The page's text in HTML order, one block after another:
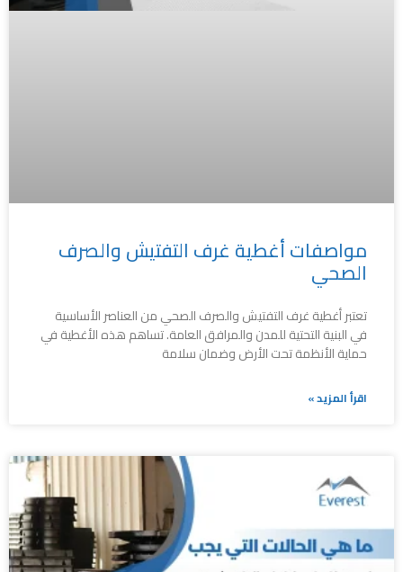
مواصفات أغطية غرف التفتيش والصرف
الصحي
تعتبر أغطية غرف التفتيش والصرف الصحي من العناصر الأساسية
في البنية التحتية للمدن والمرافق العامة. تساهم هذه الأغطية في
حماية الأنظمة تحت الأرض وضمان سلامة
اقرأ المزيد »